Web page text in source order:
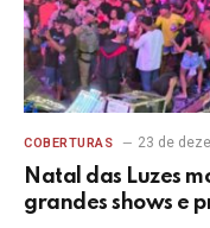
COBERTURAS 23 de
Natal das Luzes
grandes shows e